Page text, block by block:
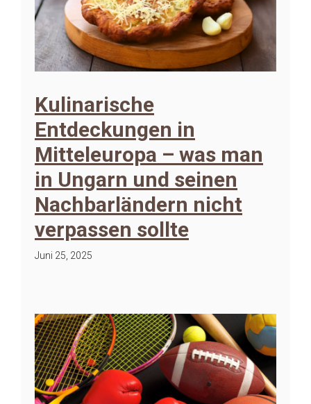
Kulinarische
Entdeckungen in
Mitteleuropa – was man
in Ungarn und seinen
Nachbarländern nicht
verpassen sollte
Juni 25, 2025